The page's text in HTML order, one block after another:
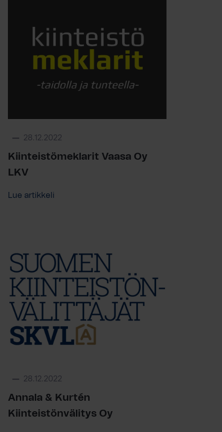
28.12.2022
Kiinteistömeklarit Vaasa Oy
LKV
Lue artikkeli
28.12.2022
Annala & Kurtén
Kiinteistönvälitys Oy